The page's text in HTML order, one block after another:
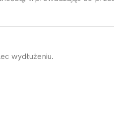
wydłużeniu.